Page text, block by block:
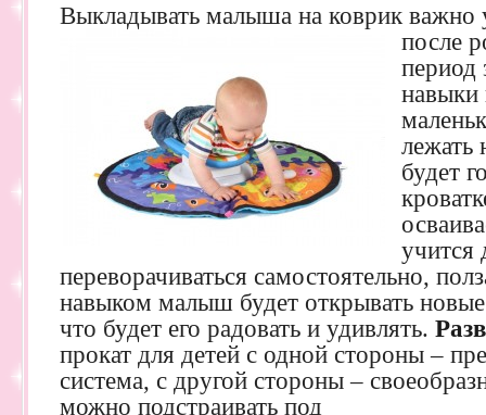
Выкладывать малыша на коврик важно
после
период
навыки
лежать
будет
учится
переворачиваться самостоятельно,
навыком малыш будет открывать
что будет его радовать и удивлять.
прокат для детей с одной стороны –
система, с другой стороны –
можно подстраивать под